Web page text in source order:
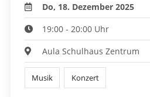
Do, 18. Dezember 2025
19:00 - 20:00 Uhr
Aula Schulhaus Zentrum
Musik Konzert